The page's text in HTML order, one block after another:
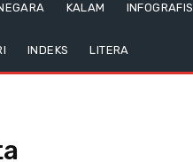
KALAM INFOGRAFIS
INDEKS LITERA